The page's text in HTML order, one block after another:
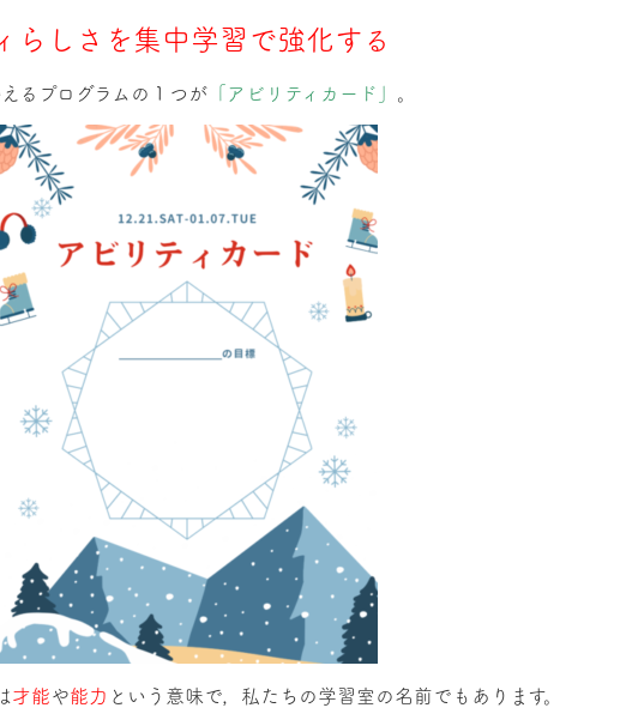
さを集中学習で強化する
るプログラムの１つが 「アビリティカード」 。
才能や能力 という意味で，私たちの学習室の名前でもあります。